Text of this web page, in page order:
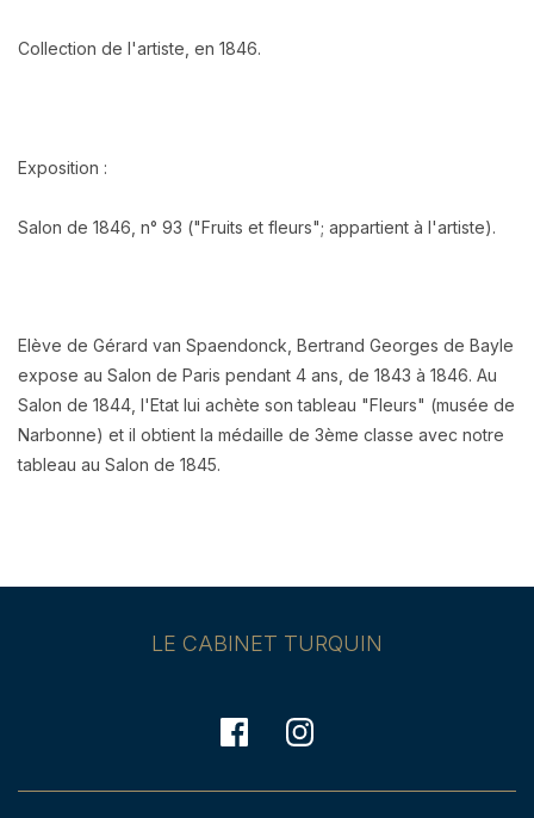
Collection de l'artiste, en 1846.
Exposition :
Salon de 1846, n° 93 ("Fruits et fleurs"; appartient à l'artiste).
Elève de Gérard van Spaendonck, Bertrand Georges de Bayle
expose au Salon de Paris pendant 4 ans, de 1843 à 1846. Au
Salon de 1844, l'Etat lui achète son tableau "Fleurs" (musée de
Narbonne) et il obtient la médaille de 3ème classe avec notre
tableau au Salon de 1845.
LE CABINET TURQUIN